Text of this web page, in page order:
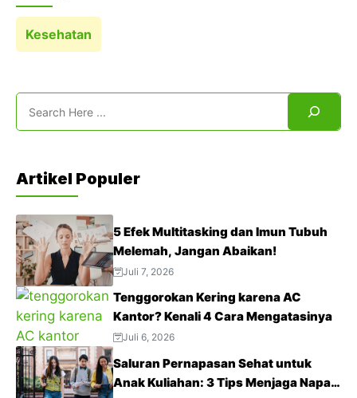
Kesehatan
Artikel Populer
5 Efek Multitasking dan Imun Tubuh
Melemah, Jangan Abaikan!
Juli 7, 2026
Tenggorokan Kering karena AC
Kantor? Kenali 4 Cara Mengatasinya
Juli 6, 2026
Saluran Pernapasan Sehat untuk
Anak Kuliahan: 3 Tips Menjaga Napas